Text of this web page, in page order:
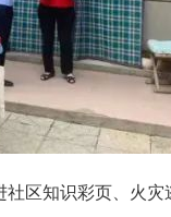
区知识彩页、火